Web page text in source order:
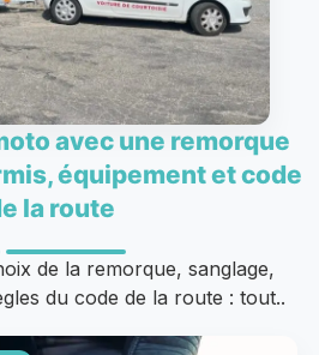
avec une remorque
équipement et code
la route
de la remorque, sanglage,
du code de la route : tout..